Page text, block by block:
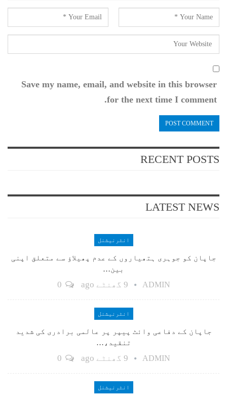
Save my name, email, and website in this browser
for the next time I comment.
RECENT POSTS
LATEST NEWS
انٹرنیشنل
جاپان کو جوہری ہتھیاروں کے عدم پھیلاؤ سے متعلق اپنی
بین…
ADMIN 9 گھنٹے ago
انٹرنیشنل
جاپان کے دفاعی وائٹ پیپر پر عالمی برادری کی شدید
تنقید،…
ADMIN 9 گھنٹے ago
انٹرنیشنل